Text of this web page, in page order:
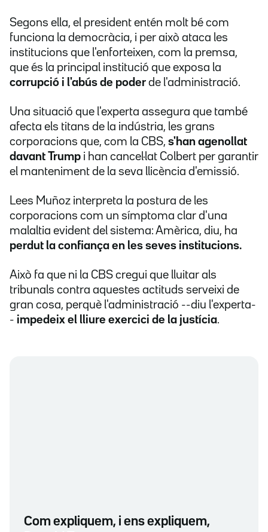
Segons ella, el president entén molt bé com
funciona la democràcia, i per això ataca les
institucions que l'enforteixen, com la premsa,
que és la principal institució que exposa la
corrupció i l'abús de poder de l'administració.
Una situació que l'experta assegura que també
afecta els titans de la indústria, les grans
corporacions que, com la CBS, s'han agenollat
davant Trump i han cancel·lat Colbert per garantir
el manteniment de la seva llicència d'emissió.
Lees Muñoz interpreta la postura de les
corporacions com un símptoma clar d'una
malaltia evident del sistema: Amèrica, diu, ha
perdut la confiança en les seves institucions.
Això fa que ni la CBS cregui que lluitar als
tribunals contra aquestes actituds serveixi de
gran cosa, perquè l'administració --diu l'experta-
- impedeix el lliure exercici de la justícia.
Com expliquem, i ens expliquem,